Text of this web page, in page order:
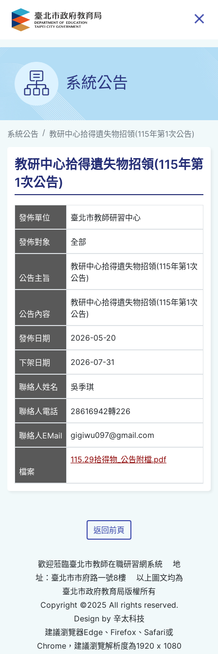
跳到主要內容
系統公告
系統公告 教研中心拾得遺失物招領(115年第1次公告)
教研中心拾得遺失物招領(115年第
1次公告)
發佈單位 臺北市教師研習中心
發佈對象 全部
公告主旨
教研中心拾得遺失物招領(115年第1次
公告)
公告內容
教研中心拾得遺失物招領(115年第1次
公告)
發佈日期 2026-05-20
下架日期 2026-07-31
聯絡人姓名 吳季琪
聯絡人電話 28616942轉226
聯絡人EMail gigiwu097@gmail.com
檔案
115.29拾得物_公告附檔.pdf
返回前頁
歡迎蒞臨臺北市教師在職研習網系統 地
址：臺北市市府路一號8樓 以上圖文均為
臺北市政府教育局版權所有
Copyright ©2025 All rights reserved.
Design by 辛太科技
建議瀏覽器Edge、Firefox、Safari或
Chrome，建議瀏覽解析度為1920 x 1080